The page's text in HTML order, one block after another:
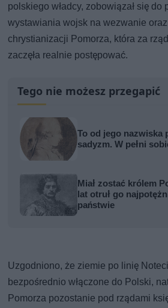
polskiego władcy, zobowiązał się do
wystawiania wojsk na wezwanie
chrystianizacji Pomorza, która za
zaczęła realnie postępować.
Tego nie możesz przegapić
To od jego nazwiska
sadyzm. W pełni
Miał zostać królem
lat otruł go
państwie
Uzgodniono, że ziemie po linię
bezpośrednio włączone do Polski,
Pomorza pozostanie pod rządami